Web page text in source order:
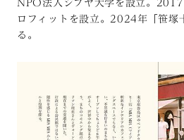
NPO法人シブヤ大学を設立。
ロフィットを設立。2024年「笹塚
る。